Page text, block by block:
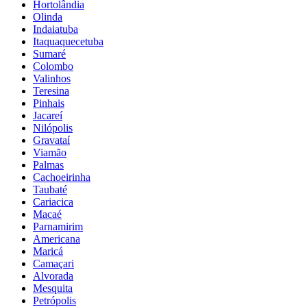
Hortolândia
Olinda
Indaiatuba
Itaquaquecetuba
Sumaré
Colombo
Valinhos
Teresina
Pinhais
Jacareí
Nilópolis
Gravataí
Viamão
Palmas
Cachoeirinha
Taubaté
Cariacica
Macaé
Parnamirim
Americana
Maricá
Camaçari
Alvorada
Mesquita
Petrópolis